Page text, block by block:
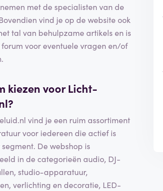
met de specialisten van de
vind je op de website ook
tal van behulpzame artikels en is
voor eventuele vragen en/of
kiezen voor Licht-
vind je een ruim assortiment
voor iedereen die actief is
De webshop is
in de categorieën audio, DJ-
studio-apparatuur,
verlichting en decoratie, LED-